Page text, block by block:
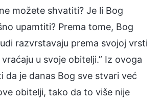
možete shvatiti? Je li Bog
upamtiti? Prema tome, Bog
razvrstavaju prema svojoj vrsti
u svoje obitelji.” Iz ovoga
da je danas Bog sve stvari već
obitelji, tako da to više nije